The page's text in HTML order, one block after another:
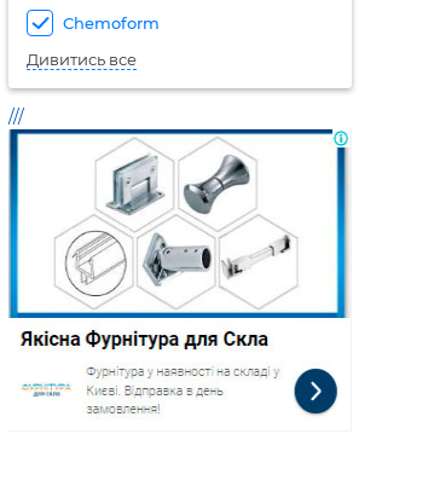
Chemoform
Дивитись все
///